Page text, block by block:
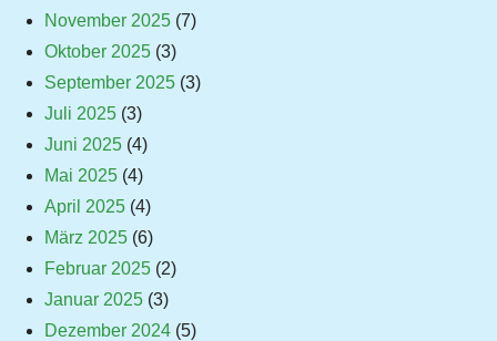
November 2025 (7)
Oktober 2025 (3)
September 2025 (3)
Juli 2025 (3)
Juni 2025 (4)
Mai 2025 (4)
April 2025 (4)
März 2025 (6)
Februar 2025 (2)
Januar 2025 (3)
Dezember 2024 (5)